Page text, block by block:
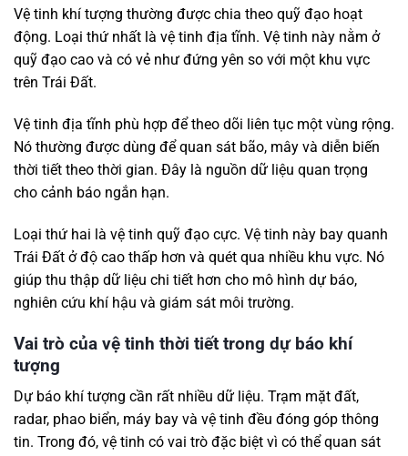
Vệ tinh khí tượng thường được chia theo quỹ đạo hoạt
động. Loại thứ nhất là vệ tinh địa tĩnh. Vệ tinh này nằm ở
quỹ đạo cao và có vẻ như đứng yên so với một khu vực
trên Trái Đất.
Vệ tinh địa tĩnh phù hợp để theo dõi liên tục một vùng rộng.
Nó thường được dùng để quan sát bão, mây và diễn biến
thời tiết theo thời gian. Đây là nguồn dữ liệu quan trọng
cho cảnh báo ngắn hạn.
Loại thứ hai là vệ tinh quỹ đạo cực. Vệ tinh này bay quanh
Trái Đất ở độ cao thấp hơn và quét qua nhiều khu vực. Nó
giúp thu thập dữ liệu chi tiết hơn cho mô hình dự báo,
nghiên cứu khí hậu và giám sát môi trường.
Vai trò của vệ tinh thời tiết trong dự báo khí
tượng
Dự báo khí tượng cần rất nhiều dữ liệu. Trạm mặt đất,
radar, phao biển, máy bay và vệ tinh đều đóng góp thông
tin. Trong đó, vệ tinh có vai trò đặc biệt vì có thể quan sát